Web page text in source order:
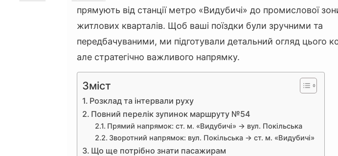
прямують від станції метро «Видубичі» до промислової
житлових кварталів. Щоб ваші поїздки були зручними та
передбачуваними, ми підготували детальний огляд цього
але стратегічно важливого напрямку.
Зміст
Розклад та інтервали руху
Повний перелік зупинок маршруту №54
Прямий напрямок: ст. м. «Видубичі» → вул. Покільська
Зворотний напрямок: вул. Покільська → ст. м. «Видубичі»
Що ще потрібно знати пасажирам